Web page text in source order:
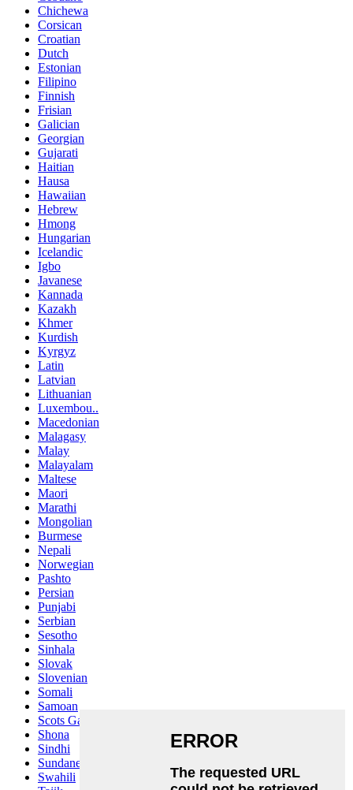
Chichewa
Corsican
Croatian
Dutch
Estonian
Filipino
Finnish
Frisian
Galician
Georgian
Gujarati
Haitian
Hausa
Hawaiian
Hebrew
Hmong
Hungarian
Icelandic
Igbo
Javanese
Kannada
Kazakh
Khmer
Kurdish
Kyrgyz
Latin
Latvian
Lithuanian
Luxembou..
Macedonian
Malagasy
Malay
Malayalam
Maltese
Maori
Marathi
Mongolian
Burmese
Nepali
Norwegian
Pashto
Persian
Punjabi
Serbian
Sesotho
Sinhala
Slovak
Slovenian
Somali
Samoan
Scots Gaelic
Shona
Sindhi
Sundanese
Swahili